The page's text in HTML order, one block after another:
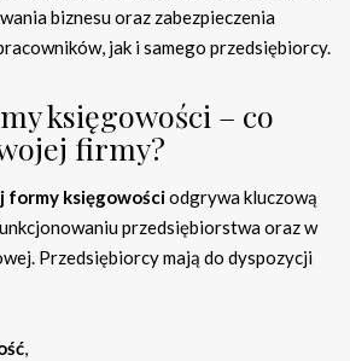
biznesu oraz zabezpieczenia
jak i samego przedsiębiorcy.
księgowości – co
firmy?
formy księgowościodgrywa kluczową
przedsiębiorstwa oraz w
Przedsiębiorcy mają do dyspozycji
,